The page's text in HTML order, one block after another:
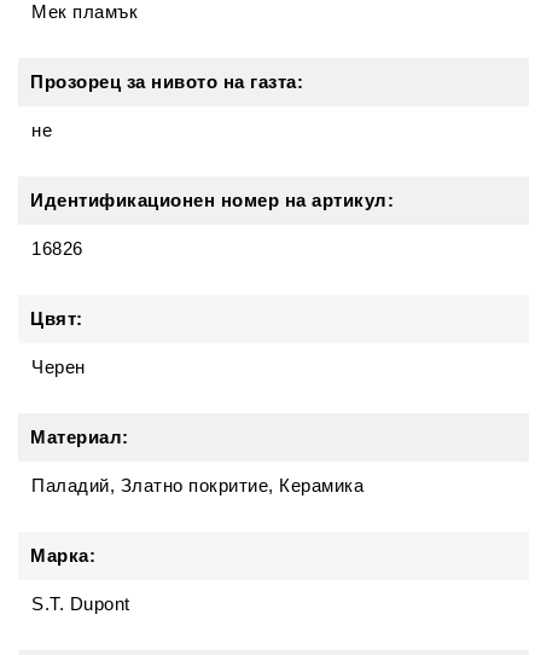
Мек пламък
Прозорец за нивото на газта:
не
Идентификационен номер на артикул:
16826
Цвят:
Черен
Материал:
Паладий, Златно покритие, Керамика
Марка:
S.T. Dupont